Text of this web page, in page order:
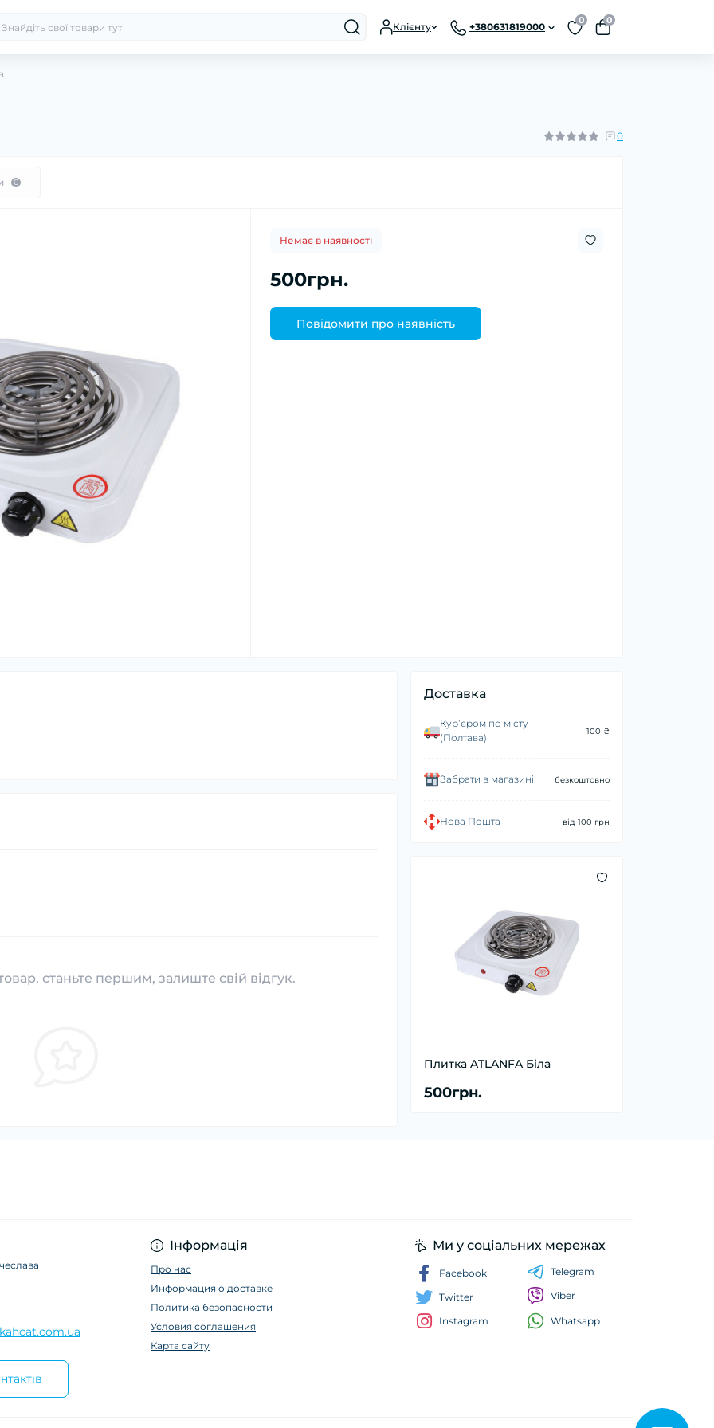
Клієнту +380631819000
0 0
0
0
Немає в наявності
500грн.
Повідомити про наявність
Доставка
Курʼєром по місту
(Полтава)
100 ₴
Забрати в магазині безкоштовно
Нова Пошта від 100 грн
Плитка ATLANFA Біла
500грн.
станьте першим, залиште свій відгук.
Інформація
Про нас
Информация о доставке
Политика безопасности
Условия соглашения
Карта сайту
Ми у соціальних мережах
Facebook
Twitter
Instagram
Telegram
Viber
Whatsapp